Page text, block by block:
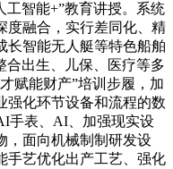
工智能+”教育讲授。系统
度融合，实行差同化、精
长智能无人艇等特色船舶
合出生、儿保、医疗等多
赋能财产”培训步履，加
强化环节设备和流程的数
手表、AI、加强现实设
，面向机械制制研发设
手艺优化出产工艺、强化